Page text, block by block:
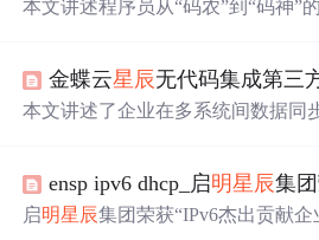
本文讲述程序员从“码农”到“码神”
在多方面展现卓越能力。还表达了
往。
金蝶云星辰无代码集成第三方系
本文讲述了企业在多系统间数据同
与不同应用（如钉钉、CRM、电商
景实例。
ensp ipv6 dhcp_启明星辰集团
启明星辰集团荣获“IPv6杰出贡献企